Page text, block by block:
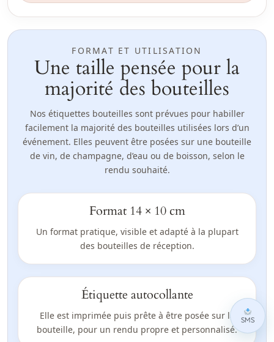
FORMAT ET UTILISATION
Une taille pensée pour la
majorité des bouteilles
Nos étiquettes bouteilles sont prévues pour habiller
facilement la majorité des bouteilles utilisées lors d’un
événement. Elles peuvent être posées sur une bouteille
de vin, de champagne, d’eau ou de boisson, selon le
rendu souhaité.
Format 14 × 10 cm
Un format pratique, visible et adapté à la plupart
des bouteilles de réception.
Étiquette autocollante
Elle est imprimée puis prête à être posée sur la
bouteille, pour un rendu propre et personnalisé.
SMS